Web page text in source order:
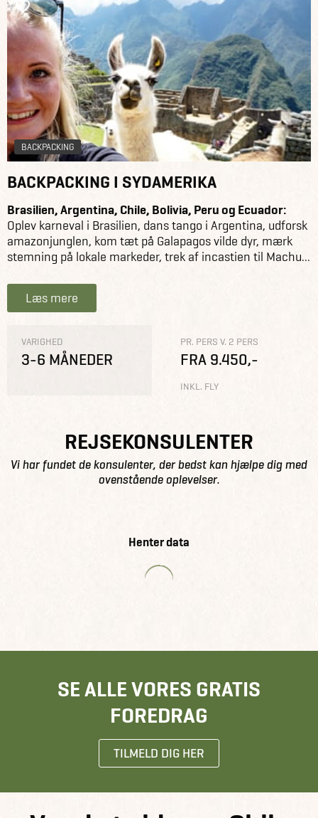
BACKPACKING
BACKPACKING I SYDAMERIKA
Brasilien, Argentina, Chile, Bolivia, Peru og Ecuador:
Oplev karneval i Brasilien, dans tango i Argentina, udforsk
amazonjunglen, kom tæt på Galapagos vilde dyr, mærk
stemning på lokale markeder, trek af incastien til Machu...
Læs mere
VARIGHED
3-6 MÅNEDER
PR. PERS V. 2 PERS
FRA 9.450,-
INKL. FLY
REJSEKONSULENTER
Vi har fundet de konsulenter, der bedst kan hjælpe dig med
ovenstående oplevelser.
Henter data
SE ALLE VORES GRATIS
FOREDRAG
TILMELD DIG HER